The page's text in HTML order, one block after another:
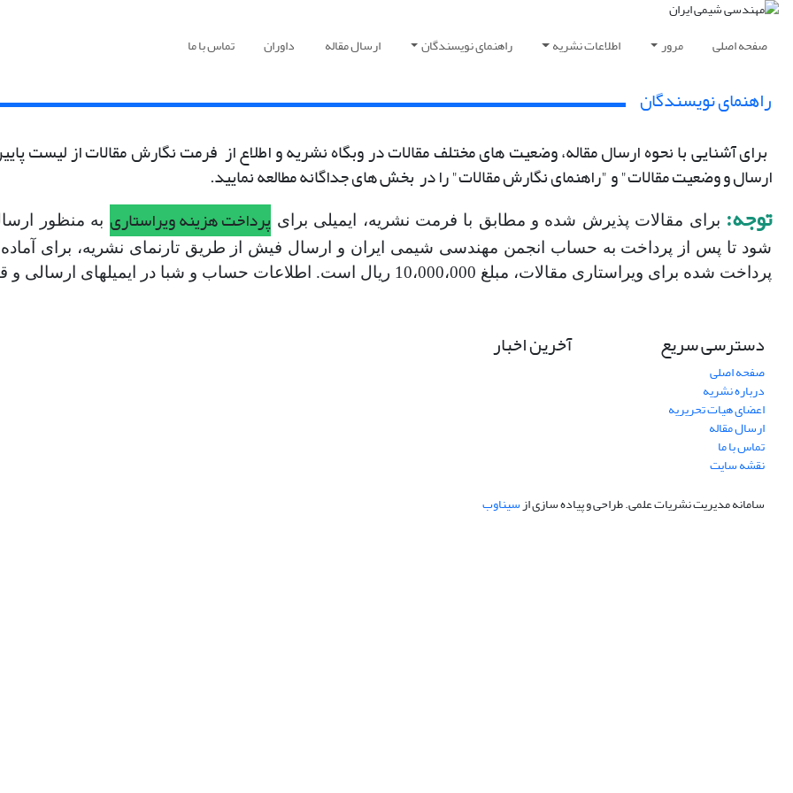
صفحه اصلی مرور اطلاعات نشریه راهنمای نویسندگان ارسال مقاله داوران تماس با ما
راهنمای نویسندگان
برای آشنایی با نحوه ارسال مقاله، وضعیت های مختلف مقالات در وبگاه نشریه و اطلاع از فرمت نگارش مقالات از لیست
ارسال و وضعیت مقالات" و "راهنمای نگارش مقالات" را در بخش های جداگانه مطالعه نمایید.
توجه: برای مقالات پذیرش شده و مطابق با فرمت نشریه، ایمیلی برای پرداخت هزینه ویراستاری به منظور
پرداخت شده برای ویراستاری مقالات، مبلغ 10،000،000 ریال است. اطلاعات حساب و شبا در ایمیلهای ارسالی و قسمت پرسش های متداول قابل دسترسی است.
دسترسی سریع
صفحه اصلی
درباره نشریه
اعضای هیات تحریریه
ارسال مقاله
تماس با ما
نقشه سایت
آخرین اخبار
سامانه مدیریت نشریات علمی.طراحی و پیاده سازی ازسیناوب